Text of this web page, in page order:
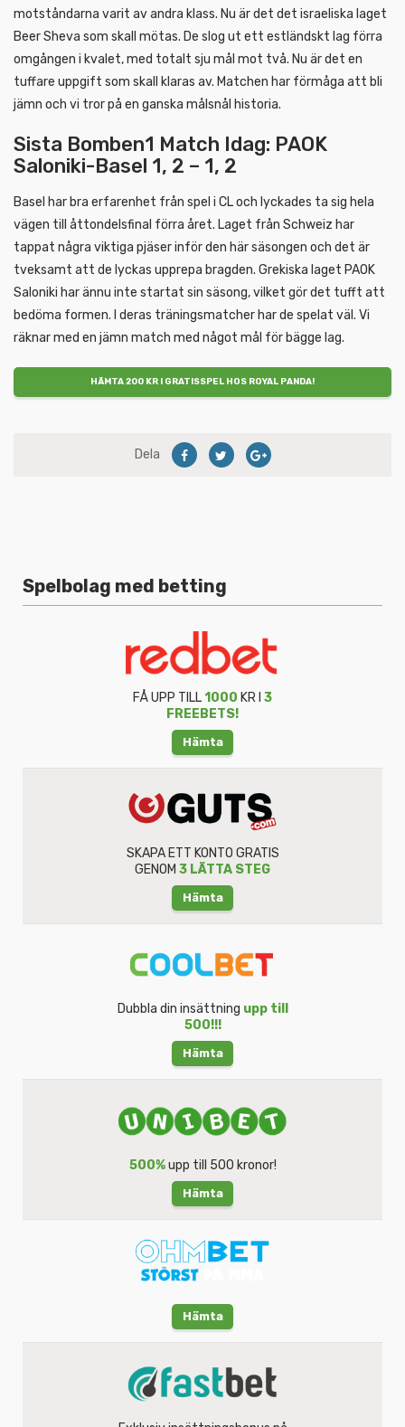
motståndarna varit av andra klass. Nu är det det israeliska laget
Beer Sheva som skall mötas. De slog ut ett estländskt lag förra
omgången i kvalet, med totalt sju mål mot två. Nu är det en
tuffare uppgift som skall klaras av. Matchen har förmåga att bli
jämn och vi tror på en ganska målsnål historia.
Sista Bomben1 Match Idag: PAOK
Saloniki-Basel 1, 2 – 1, 2
Basel har bra erfarenhet från spel i CL och lyckades ta sig hela
vägen till åttondelsfinal förra året. Laget från Schweiz har
tappat några viktiga pjäser inför den här säsongen och det är
tveksamt att de lyckas upprepa bragden. Grekiska laget PAOK
Saloniki har ännu inte startat sin säsong, vilket gör det tufft att
bedöma formen. I deras träningsmatcher har de spelat väl. Vi
räknar med en jämn match med något mål för bägge lag.
HÄMTA 200 KR I GRATISSPEL HOS ROYAL PANDA!
Dela
Spelbolag med betting
FÅ UPP TILL1000 KR I 3
FREEBETS!
Hämta
SKAPA ETT KONTO GRATIS
GENOM 3 LÄTTA STEG
Hämta
Dubbla din insättning upp till
500!!!
Hämta
500%upp till 500 kronor!
Hämta
Hämta